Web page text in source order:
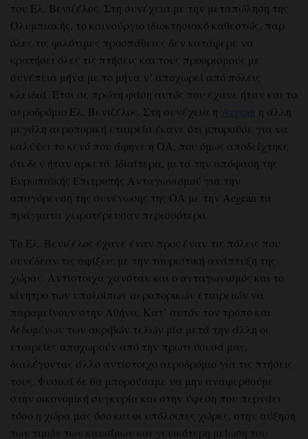
του Ελ. Βενιζέλος. Στη συνέχεια με την μεταπώληση της
Ολυμπιακής, το καινούργιο ιδιοκτησιακό καθεστώς, παρ
όλες τις φιλότιμες προσπάθειες δεν κατάφερε να
κρατήσει όλες τις πτήσεις και τους προορισμούς με
συνέπεια μήνα με το μήνα ν’ αποχωρεί από πόλεις
κλειδιά. Έτσι σε πρώτη φάση αυτός που έχανε ήταν και το
αεροδρόμιο Ελ. Βενιζέλος. Στη συνέχεια η
η άλλη
μεγάλη αεροπορική εταιρεία έκανε ότι μπορούσε για να
καλύψει το κενό που άφηνε η ΟΑ, που όμως αποδείχτηκε
ότι δεν ήταν αρκετό. Ιδιαίτερα, μετά την απόφαση της
Ευρωπαϊκής Επιτροπής Ανταγωνισμού για την
απαγόρευση της συνένωσης της ΟΑ με την Aegean τα
πράγματα χειροτέρευσαν περισσότερο.
Το Ελ. Βενιζέλος έχανε έναν προς έναν τις πόλεις που
συνέδεαν τις αφίξεις με την τουριστική ανάπτυξη της
χώρας. Αντίστοιχα χανόταν και ο ανταγωνισμός και το
κίνητρο των υπολοίπων αεροπορικών εταιρειών να
παραμείνουν στην Αθήνα. Κατ’ αυτόν τον τρόπο και
δεδομένων των ακριβών τελών μία μετά την άλλη οι
εταιρείες αποχωρούν από την πρωτεύουσά μας,
διαλέγοντας άλλο αντίστοιχο αεροδρόμιο για τις πτήσεις
τους. Φυσικά δε θα μπορούσαμε να μην αναφερθούμε
στην οικονομική συγκυρία και στην ύφεση που περνάει
τόσο η χώρα μας όσο και οι υπόλοιπες χώρες, στην αύξηση
των τιμών των καυσίμων και γενικότερη μείωση του